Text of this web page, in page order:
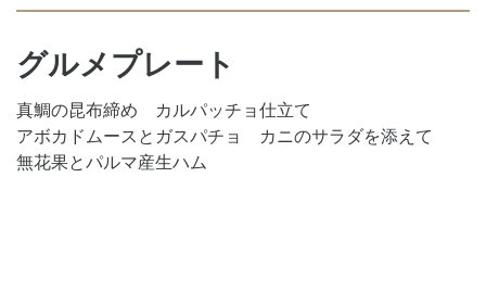
グルメプレート
真鯛の昆布締め カルパッチョ仕立て
アボカドムースとガスパチョ カニのサラダを添えて
無花果とパルマ産生ハム